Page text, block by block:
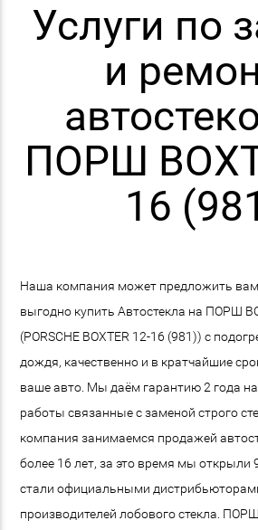
Услуги по
и
ПОРШ
16
Наша компания может предложить
выгодно купить Автостекла на ПОРШ
(PORSCHE BOXTER 12-16 (981)) с
дождя, качественно и в кратчайшие
ваше авто. Мы даём гарантию 2 года
работы связанные с заменой строго
компания занимаемся продажей
более 16 лет, за это время мы открыли
стали официальными
производителей лобового стекла.